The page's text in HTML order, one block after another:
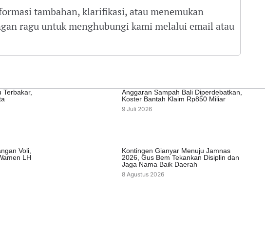
tambahan, klarifikasi, atau menemukan
ragu untuk menghubungi kami melalui email atau
Terbakar,
Anggaran Sampah Bali Diperdebatkan,
Koster Bantah Klaim Rp850 Miliar
9 Juli 2026
Voli,
LH
Kontingen Gianyar Menuju Jamnas
2026, Gus Bem Tekankan Disiplin dan
Jaga Nama Baik Daerah
8 Agustus 2026